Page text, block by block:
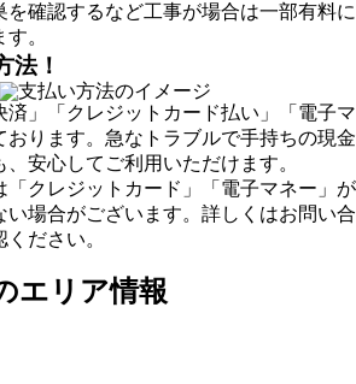
を確認するなど工事が場合は一部有料に
。
法！
済」「クレジットカード払い」「電子マ
おります。急なトラブルで手持ちの現金
安心してご利用いただけます。
「クレジットカード」「電子マネー」が
い場合がございます。詳しくはお問い合
ださい。
エリア情報